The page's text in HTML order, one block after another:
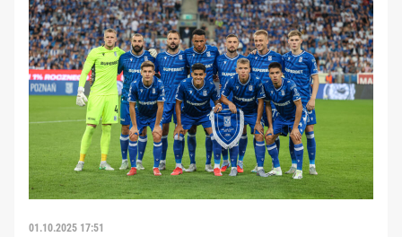
01.10.2025 17:51